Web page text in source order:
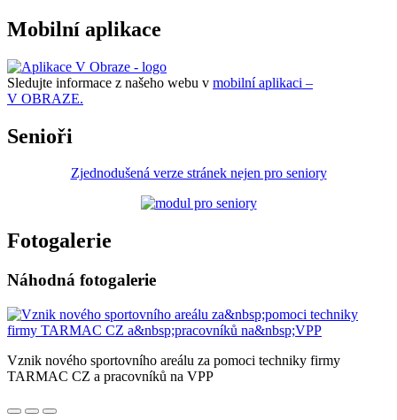
Mobilní aplikace
Sledujte informace z našeho webu v mobilní aplikaci –
V OBRAZE.
Senioři
Zjednodušená verze stránek nejen pro seniory
Fotogalerie
Náhodná fotogalerie
Vznik nového sportovního areálu za pomoci techniky firmy
TARMAC CZ a pracovníků na VPP